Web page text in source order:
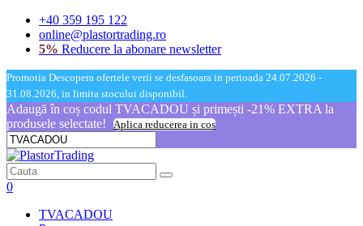
+40 359 195 122
online@plastortrading.ro
5% Reducere la abonare newsletter
Promotia Descopera ofertele verii se desfasoara in perioada 24.07.2026 -
31.08.2026, in limita stocului disponibil.
Adaugă în coș codul TVACADOU și primești -21% EXTRA la
produsele selectate!
Aplica reducerea in cos
0
TVACADOU